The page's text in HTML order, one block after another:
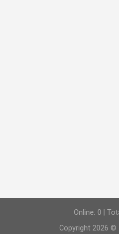
Online: 0 |
Copyright 2026 ©